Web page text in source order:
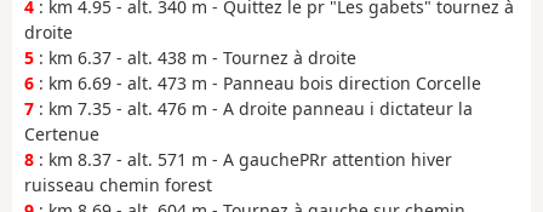
4 : km 4.95 - alt. 340 m - Quittez le pr "Les gabets" tournez à
droite
5 : km 6.37 - alt. 438 m - Tournez à droite
6 : km 6.69 - alt. 473 m - Panneau bois direction Corcelle
7 : km 7.35 - alt. 476 m - A droite panneau i dictateur la
Certenue
8 : km 8.37 - alt. 571 m - A gauchePRr attention hiver
ruisseau chemin forest